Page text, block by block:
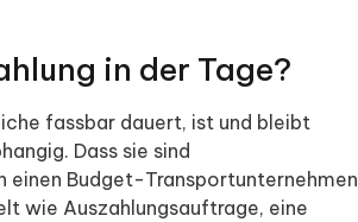
in der Tage?
fassbar dauert, ist und bleibt
Dass sie sind
einen Budget-Transportunternehmen
wie Auszahlungsauftrage, eine